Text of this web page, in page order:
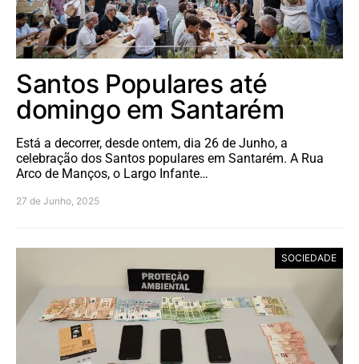
Santos Populares até
domingo em Santarém
Está a decorrer, desde ontem, dia 26 de Junho, a
celebração dos Santos populares em Santarém. A Rua
Arco de Manços, o Largo Infante…
27 de Junho, 2025
SOCIEDADE